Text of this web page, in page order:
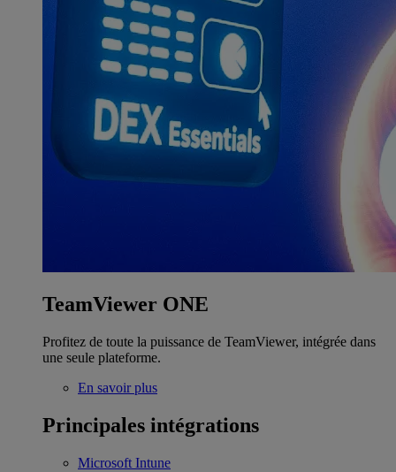
TeamViewer ONE
Profitez de toute la puissance de TeamViewer, intégrée dans
une seule plateforme.
En savoir plus
Principales intégrations
Microsoft Intune